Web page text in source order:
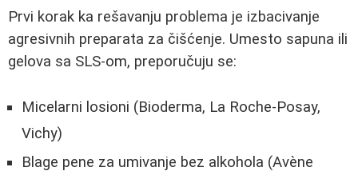
Prvi korak ka rešavanju problema je izbacivanje
agresivnih preparata za čišćenje. Umesto sapuna ili
gelova sa SLS-om, preporučuju se:
Micelarni losioni (Bioderma, La Roche-Posay,
Vichy)
Blage pene za umivanje bez alkohola (Avène